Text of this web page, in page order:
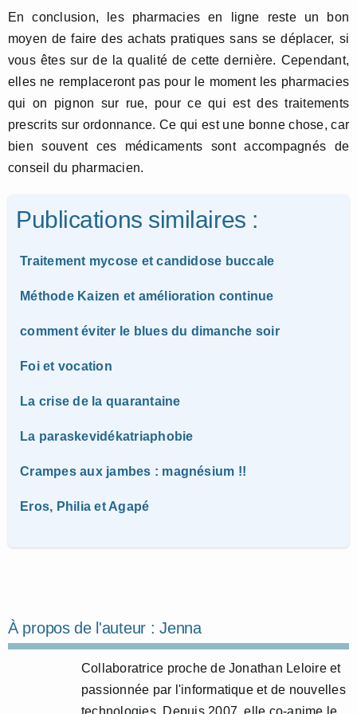
En conclusion, les pharmacies en ligne reste un bon
moyen de faire des achats pratiques sans se déplacer, si
vous êtes sur de la qualité de cette dernière. Cependant,
elles ne remplaceront pas pour le moment les pharmacies
qui on pignon sur rue, pour ce qui est des traitements
prescrits sur ordonnance. Ce qui est une bonne chose, car
bien souvent ces médicaments sont accompagnés de
conseil du pharmacien.
Publications similaires :
Traitement mycose et candidose buccale
Méthode Kaizen et amélioration continue
comment éviter le blues du dimanche soir
Foi et vocation
La crise de la quarantaine
La paraskevidékatriaphobie
Crampes aux jambes : magnésium !!
Eros, Philia et Agapé
À propos de l'auteur :Jenna
Collaboratrice proche de Jonathan Leloire et
passionnée par l'informatique et de nouvelles